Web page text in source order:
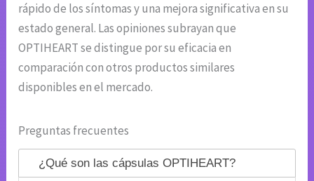
rápido de los síntomas y una mejora significativa en su
estado general. Las opiniones subrayan que
OPTIHEART se distingue por su eficacia en
comparación con otros productos similares
disponibles en el mercado.
Preguntas frecuentes
¿Qué son las cápsulas OPTIHEART?